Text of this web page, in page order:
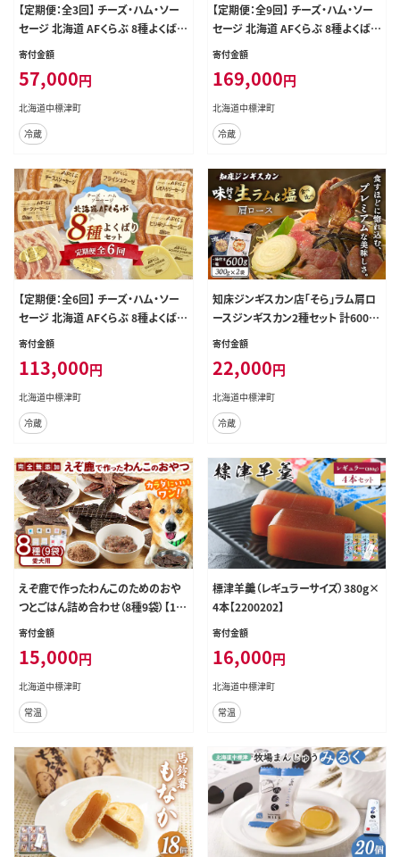
【定期便：全3回】 チーズ・ハム・ソー
セージ 北海道 AFくらぶ 8種よくばり
セット【1701301】
寄付金額
57,000円
北海道中標津町
冷蔵
【定期便：全9回】 チーズ・ハム・ソー
セージ 北海道 AFくらぶ 8種よくばり
セット【1701501】
寄付金額
169,000円
北海道中標津町
冷蔵
【定期便：全6回】 チーズ・ハム・ソー
セージ 北海道 AFくらぶ 8種よくばり
セット【1701401】
寄付金額
113,000円
北海道中標津町
冷蔵
知床ジンギスカン店「そら」ラム肩ロ
ースジンギスカン2種セット 計600g
（味付け×300g・塩×300g）【16001
寄付金額
22,000円
北海道中標津町
冷蔵
えぞ鹿で作ったわんこのためのおや
つとごはん詰め合わせ（8種9袋）【18
00101】
寄付金額
15,000円
北海道中標津町
常温
標津羊羹（レギュラーサイズ）380g×
4本【2200202】
寄付金額
16,000円
北海道中標津町
常温